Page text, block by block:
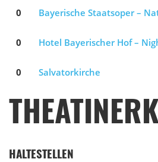
0 Bayerische Staatsoper –
0 Hotel Bayerischer Hof –
0 Salvatorkirche
HALTESTELLEN